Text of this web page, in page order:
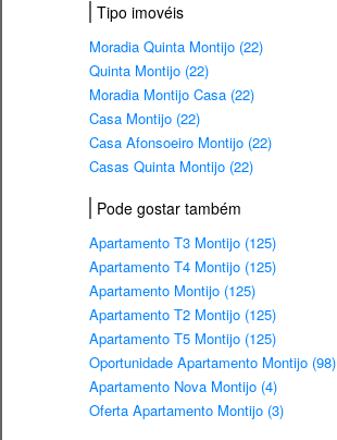
Tipo imovéis
Moradia Quinta Montijo (22)
Quinta Montijo (22)
Moradia Montijo Casa (22)
Casa Montijo (22)
Casa Afonsoeiro Montijo (22)
Casas Quinta Montijo (22)
Pode gostar também
Apartamento T3 Montijo (125)
Apartamento T4 Montijo (125)
Apartamento Montijo (125)
Apartamento T2 Montijo (125)
Apartamento T5 Montijo (125)
Oportunidade Apartamento Montijo (98)
Apartamento Nova Montijo (4)
Oferta Apartamento Montijo (3)